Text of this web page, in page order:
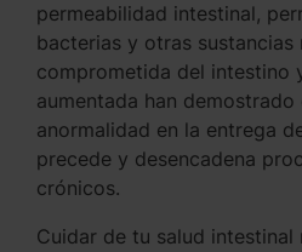
permeabilidad intestinal,
bacterias y otras
comprometida del intestino
aumentada han demostrado
anormalidad en la entrega
precede y desencadena
crónicos.
Cuidar de tu salud